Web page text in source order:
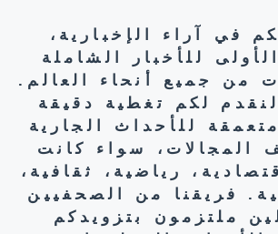
في آراء الإخبارية،
للأخبار الشاملة
من جميع أنحاء العالم.
لكم تغطية دقيقة
للأحداث الجارية
المجالات، سواء كانت
رياضية، ثقافية،
فريقنا من الصحفيين
ملتزمون بتزويدكم